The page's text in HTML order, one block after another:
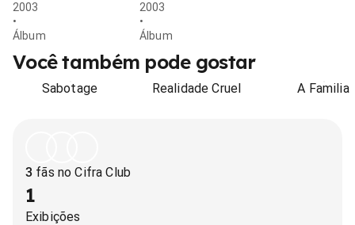
2003
•
Álbum
2003
•
Álbum
Você também pode gostar
Sabotage Realidade Cruel A Familia
3 fãs no Cifra Club
1
Exibições